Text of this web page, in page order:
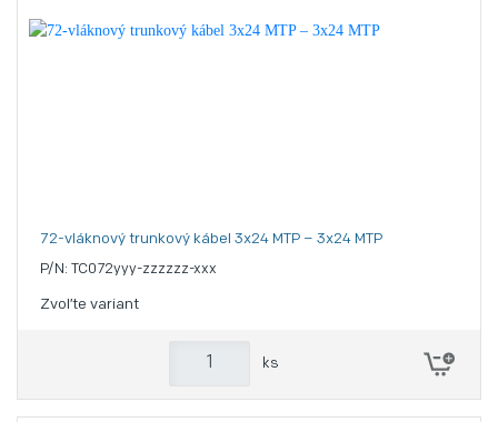
72-vláknový trunkový kábel 3x24 MTP – 3x24 MTP
P/N: TC072yyy-zzzzzz-xxx
Zvoľte variant
ks